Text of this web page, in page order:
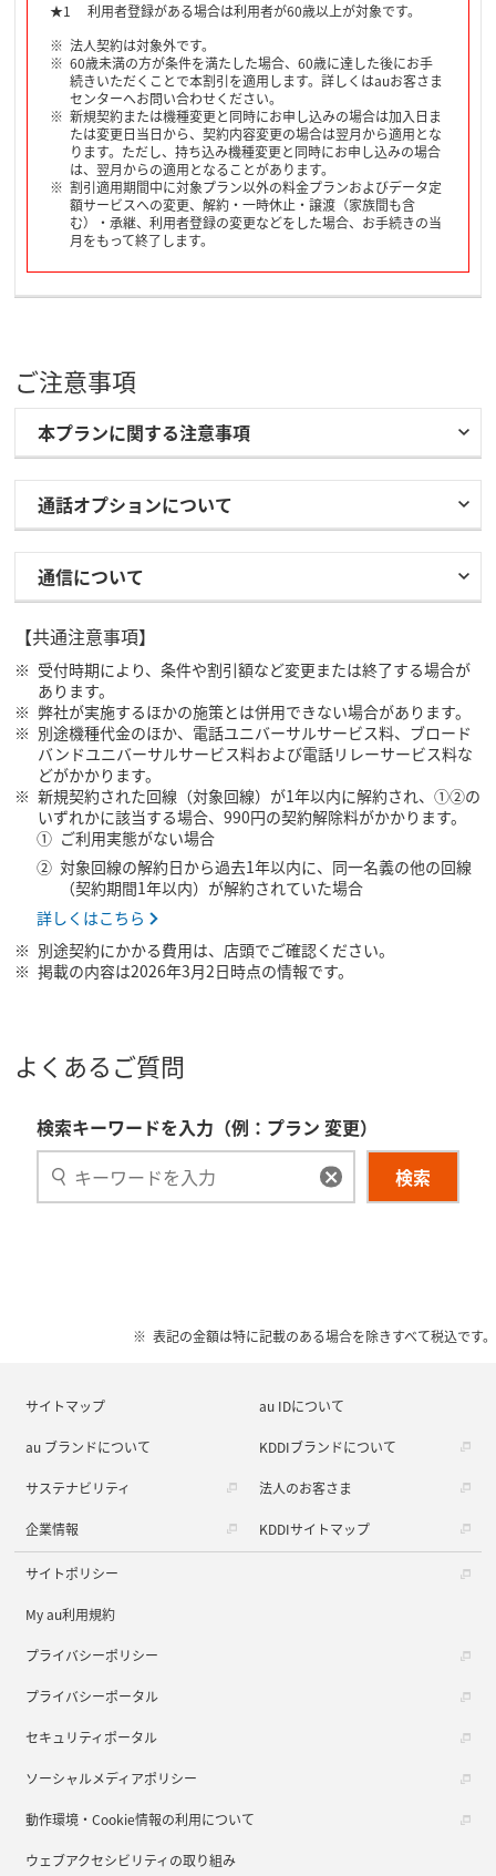
利用者登録がある場合は利用者が60歳以上が対象です。
法人契約は対象外です。
60歳未満の方が条件を満たした場合、60歳に達した後にお手
続きいただくことで本割引を適用します。詳しくはauお客さま
センターへお問い合わせください。
新規契約または機種変更と同時にお申し込みの場合は加入日ま
たは変更日当日から、契約内容変更の場合は翌月から適用とな
ります。ただし、持ち込み機種変更と同時にお申し込みの場合
は、翌月からの適用となることがあります。
割引適用期間中に対象プラン以外の料金プランおよびデータ定
額サービスへの変更、解約・一時休止・譲渡（家族間も含
む）・承継、利用者登録の変更などをした場合、お手続きの当
月をもって終了します。
ご注意事項
本プランに関する注意事項
通話オプションについて
通信について
【共通注意事項】
受付時期により、条件や割引額など変更または終了する場合が
あります。
弊社が実施するほかの施策とは併用できない場合があります。
別途機種代金のほか、電話ユニバーサルサービス料、ブロード
バンドユニバーサルサービス料および電話リレーサービス料な
どがかかります。
新規契約された回線（対象回線）が1年以内に解約され、①②の
いずれかに該当する場合、990円の契約解除料がかかります。
ご利用実態がない場合
対象回線の解約日から過去1年以内に、同一名義の他の回線
（契約期間1年以内）が解約されていた場合
詳しくはこちら
別途契約にかかる費用は、店頭でご確認ください。
掲載の内容は2026年3月2日時点の情報です。
よくあるご質問
検索キーワードを入力（例：プラン 変更）
検索
表記の金額は特に記載のある場合を除きすべて税込です。
サイトマップ au IDについて
au ブランドについて KDDIブランドについて
サステナビリティ 法人のお客さま
企業情報 KDDIサイトマップ
サイトポリシー
My au利用規約
プライバシーポリシー
プライバシーポータル
セキュリティポータル
ソーシャルメディアポリシー
動作環境・Cookie情報の利用について
ウェブアクセシビリティの取り組み